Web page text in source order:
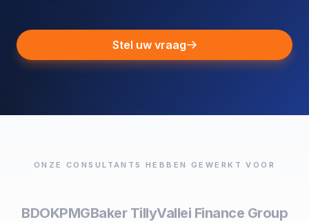
Stel uw vraag
ONZE CONSULTANTS HEBBEN GEWERKT VOOR
BDOKPMGBaker TillyVallei Finance Group